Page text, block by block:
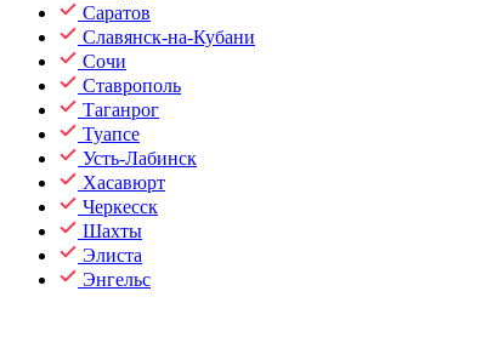
Саратов
Славянск-на-Кубани
Сочи
Ставрополь
Таганрог
Туапсе
Усть-Лабинск
Хасавюрт
Черкесск
Шахты
Элиста
Энгельс